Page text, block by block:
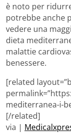
è noto per
potrebbe anche
vedere una
dieta
malattie
benessere.
[related
mediterranea-i-
[/related]
via |